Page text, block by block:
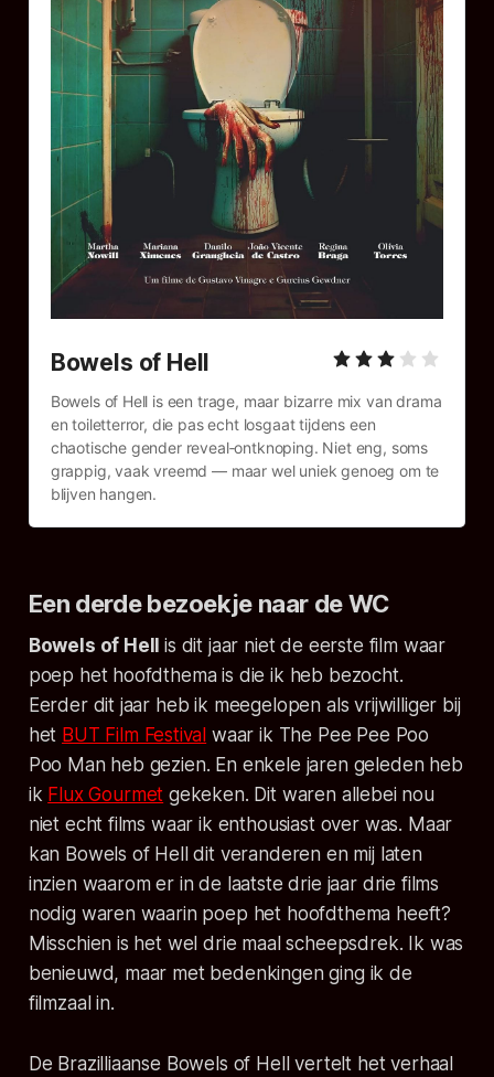
Bowels of Hell
Bowels of Hell is een trage, maar bizarre mix van drama
en toiletterror, die pas echt losgaat tijdens een
chaotische gender reveal‑ontknoping. Niet eng, soms
grappig, vaak vreemd — maar wel uniek genoeg om te
blijven hangen.
Een derde bezoekje naar de WC
Bowels of Hellis dit jaar niet de eerste film waar
poep het hoofdthema is die ik heb bezocht.
Eerder dit jaar heb ik meegelopen als vrijwilliger bij
het BUT Film Festival waar ik The Pee Pee Poo
Poo Manheb gezien. En enkele jaren geleden heb
ik Flux Gourmet gekeken. Dit waren allebei nou
niet echt films waar ik enthousiast over was. Maar
kan Bowels of Hell dit veranderen en mij laten
inzien waarom er in de laatste drie jaar drie films
nodig waren waarin poep het hoofdthema heeft?
Misschien is het wel drie maal scheepsdrek. Ik was
benieuwd, maar met bedenkingen ging ik de
filmzaal in.
De Brazilliaanse Bowels of Hell
vertelt het verhaal